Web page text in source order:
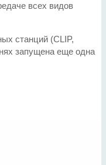
всех видов
станций (CLIP,
запущена еще одна